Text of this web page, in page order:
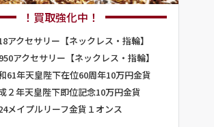
！買取強化中！
アクセサリー【ネックレス・指輪】
アクセサリー【ネックレス・指輪】
61年天皇陛下在位60周年10万円金貨
２年天皇陛下即位記念10万円金貨
メイプルリーフ金貨１オンス